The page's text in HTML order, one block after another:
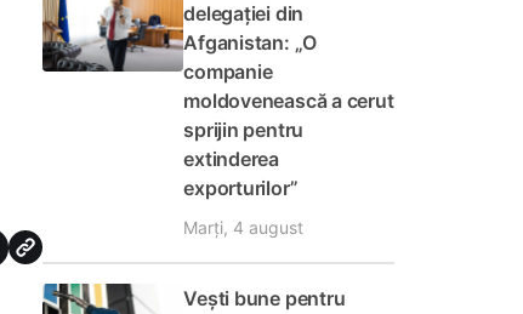
delegației din
Afganistan: „O
companie
moldovenească a cerut
sprijin pentru
extinderea
exporturilor”
Marți, 4 august
Vești bune pentru